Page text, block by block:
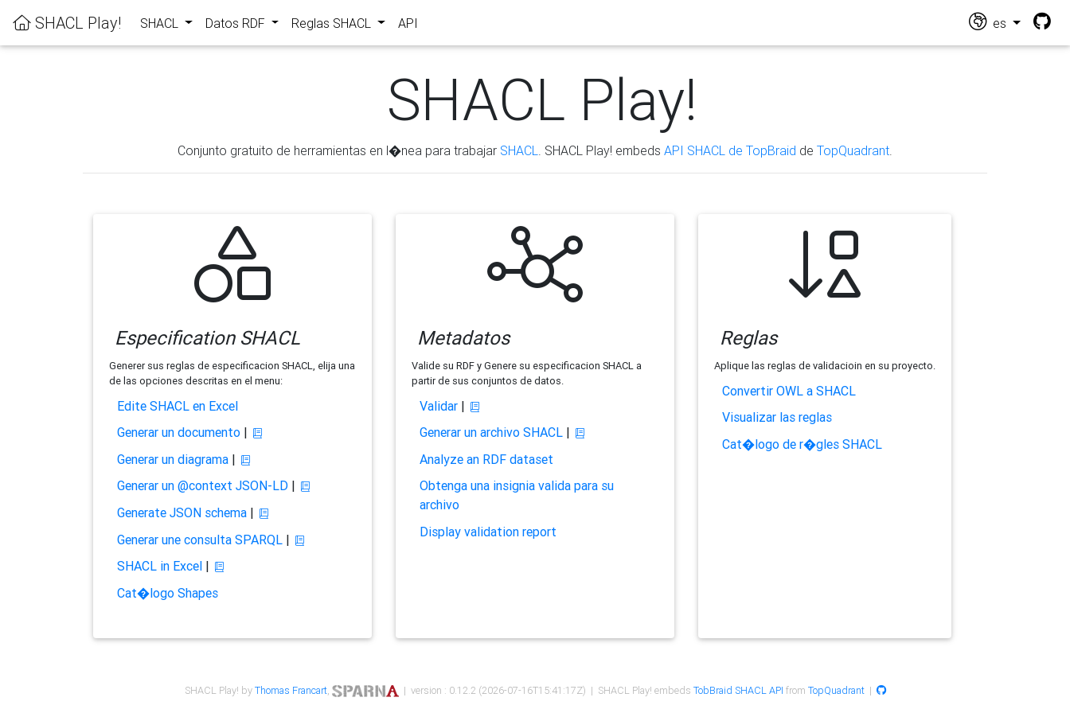
SHACL Play! SHACL Datos RDF Reglas SHACL API es
SHACL Play!
Conjunto gratuito de herramientas en l�nea para trabajar SHACL . SHACL Play! embeds API SHACL de TopBraid de TopQuadrant
Especification SHACL
Generer sus reglas de especificacion SHACL, elija una
de las opciones descritas en el menu:
Edite SHACL en Excel
Generar un documento|
Generar un diagrama|
Generar un @context JSON-LD|
Generate JSON schema|
Generar une consulta SPARQL|
SHACL in Excel|
Cat�logo Shapes
Metadatos
Valide su RDF y Genere su especificacion SHACL a
partir de sus conjuntos de datos.
Validar|
Generar un archivo SHACL|
Analyze an RDF dataset
Obtenga una insignia valida para su
archivo
Display validation report
Reglas
Aplique las reglas de validacioin en su proyecto.
Convertir OWL a SHACL
Visualizar las reglas
Cat�logo de r�gles SHACL
SHACL Play! byThomas Francart, | version : 0.12.2 (2026-07-16T15:41:17Z) | SHACL Play! embeds TobBraid SHACL API from TopQuadrant|